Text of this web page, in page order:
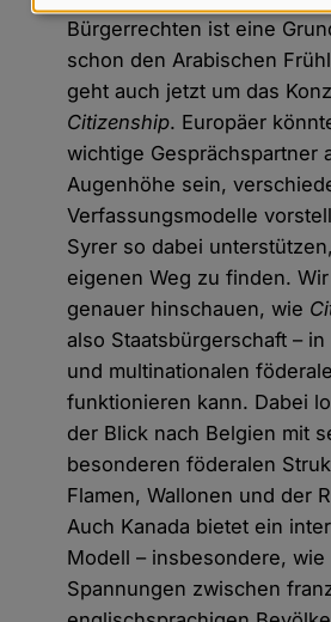
Bürgerrechten ist eine
schon den Arabischen
geht auch jetzt um das
Citizenship. Europäer
wichtige Gesprächspartner
Augenhöhe sein,
Verfassungsmodelle
Syrer so dabei
eigenen Weg zu finden.
genauer hinschauen, wie
also Staatsbürgerschaft –
und multinationalen
funktionieren kann. Dabei
der Blick nach Belgien mit
besonderen föderalen
Flamen, Wallonen und der
Auch Kanada bietet ein
Modell – insbesondere, wie
Spannungen zwischen
Daten
und
Cookies